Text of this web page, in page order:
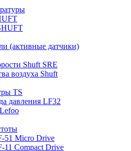
(активные датчики)
Shuft SRE
воздуха Shuft
TS
давления LF32
51 Micro Drive
Compact Drive